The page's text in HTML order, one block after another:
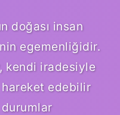
doğası insan
egemenliğidir.
kendi iradesiyle
edebilir